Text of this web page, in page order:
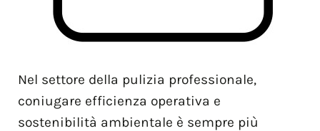
Nel settore della pulizia professionale,
coniugare efficienza operativa e
sostenibilità ambientale è sempre più